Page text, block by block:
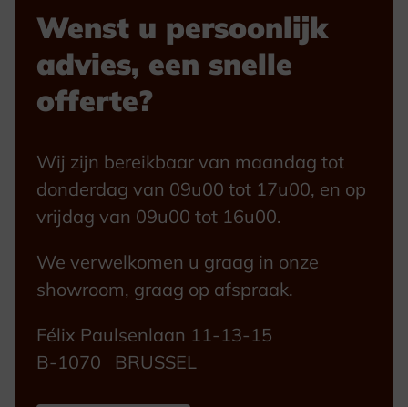
Wenst u persoonlijk
advies, een snelle
offerte?
Wij zijn bereikbaar van maandag tot
donderdag van 09u00 tot 17u00, en op
vrijdag van 09u00 tot 16u00.
We verwelkomen u graag in onze
showroom, graag op afspraak.
Félix Paulsenlaan 11-13-15
B-1070 BRUSSEL